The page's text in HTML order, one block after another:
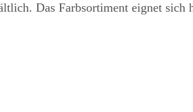
Das Farbsortiment eignet sich